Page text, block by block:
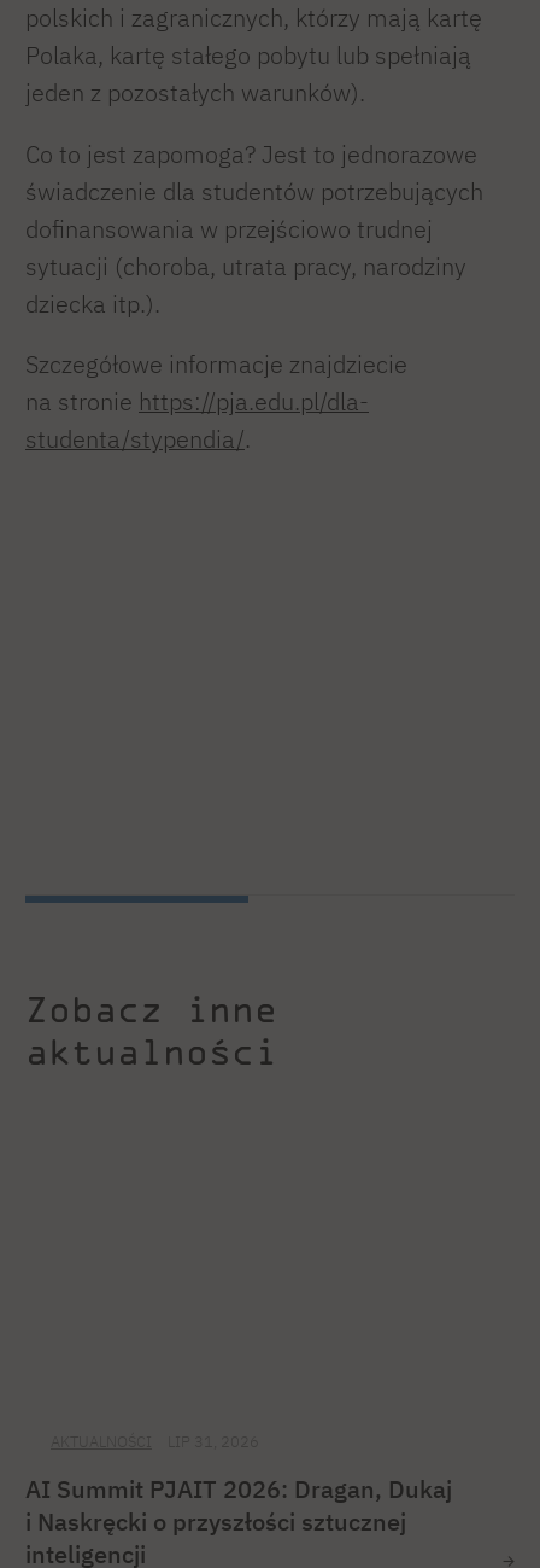
polskich i zagranicznych, którzy mają kartę
Polaka, kartę stałego pobytu lub spełniają
jeden z pozostałych warunków).
Co to jest zapomoga? Jest to jednorazowe
świadczenie dla studentów potrzebujących
dofinansowania w przejściowo trudnej
sytuacji (choroba, utrata pracy, narodziny
dziecka itp.).
Szczegółowe informacje znajdziecie
na stronie https://pja.edu.pl/dla-
studenta/stypendia/.
Zobacz inne
aktualności
AI Summit PJAIT 2026: Dragan, Dukaj
i Naskręcki o przyszłości sztucznej
inteligencji